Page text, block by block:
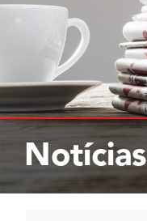
Notícias